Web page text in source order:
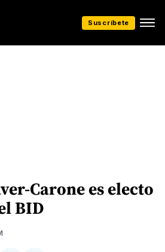
Suscríbete
Carone es electo
BID